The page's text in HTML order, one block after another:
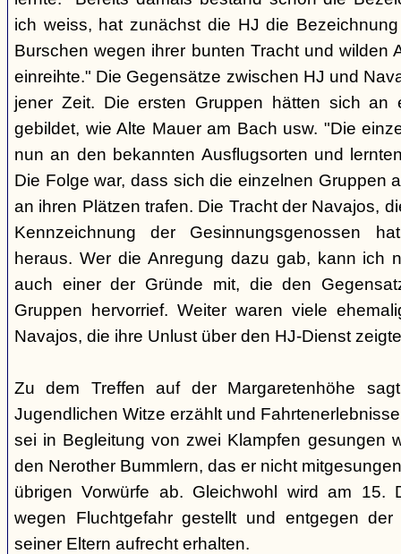
ich weiss, hat zunächst die HJ die
Burschen wegen ihrer bunten Tracht und wilden
einreihte." Die Gegensätze zwischen HJ und
jener Zeit. Die ersten Gruppen hätten sich an
gebildet, wie Alte Mauer am Bach usw. "Die
nun an den bekannten Ausflugsorten und
Die Folge war, dass sich die einzelnen Gruppen
an ihren Plätzen trafen. Die Tracht der Navajos,
Kennzeichnung der Gesinnungsgenossen
heraus. Wer die Anregung dazu gab, kann ich
auch einer der Gründe mit, die den
Gruppen hervorrief. Weiter waren viele
Navajos, die ihre Unlust über den HJ-Dienst
Zu dem Treffen auf der Margaretenhöhe
Jugendlichen Witze erzählt und
sei in Begleitung von zwei Klampfen gesungen
den Nerother Bummlern, das er nicht
übrigen Vorwürfe ab. Gleichwohl wird am 15.
wegen Fluchtgefahr gestellt und entgegen
seiner Eltern aufrecht erhalten.